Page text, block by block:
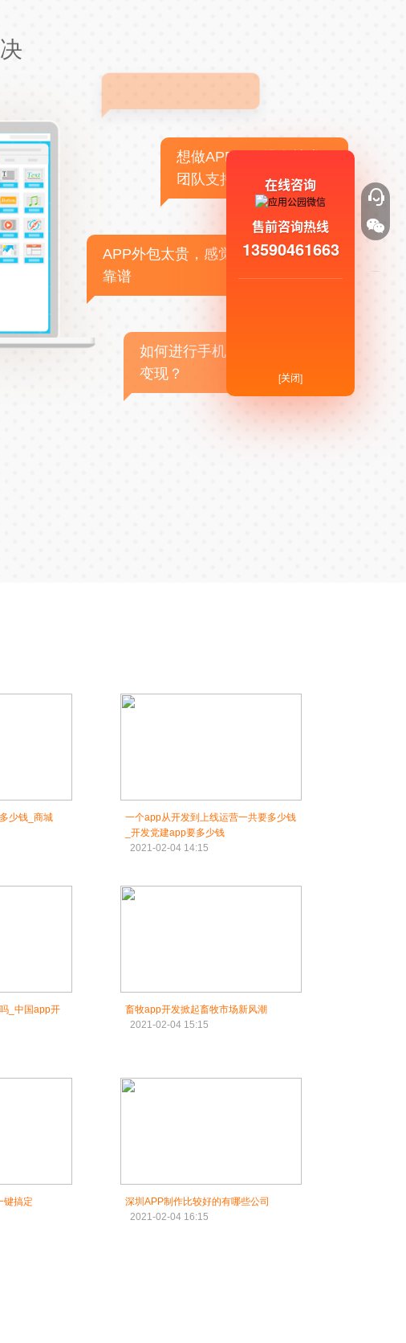
想做APP，但没有技术
团队支持
APP外包太贵，感觉不
靠谱
如何进行手机APP商业
变现？
少钱_商城
一个app从开发到上线运营一共要多少钱
_开发党建app要多少钱
2021-02-04 14:15
_中国app开
畜牧app开发掀起畜牧市场新风潮
2021-02-04 15:15
键搞定
深圳APP制作比较好的有哪些公司
2021-02-04 16:15
在线咨询
售前咨询热线
13590461663
[关闭]